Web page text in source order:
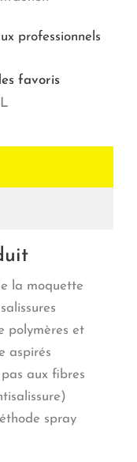
professionnels
favoris
la moquette
polymères et
aspirés
aux fibres
spray